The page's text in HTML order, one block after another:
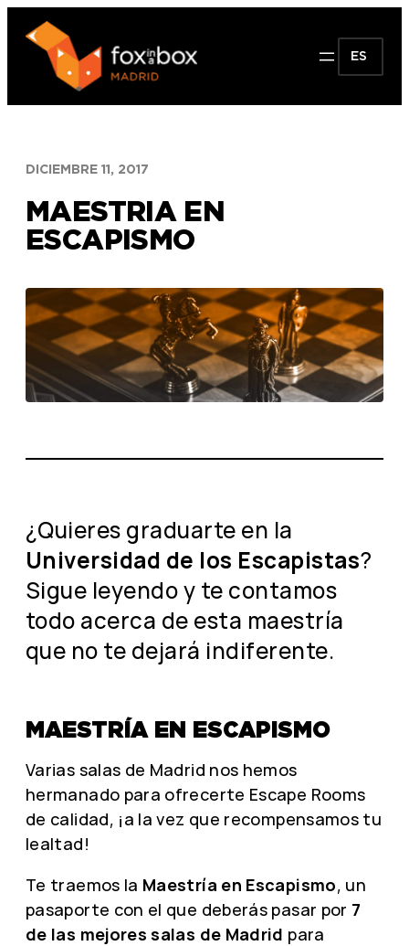
Saltar
contenido
ES
DICIEMBRE 11, 2017
MAESTRIA EN
ESCAPISMO
¿Quieres graduarte en la
Universidad de los Escapistas?
Sigue leyendo y te contamos
todo acerca de esta maestría
que no te dejará indiferente.
MAESTRÍA EN ESCAPISMO
Varias salas de Madrid nos hemos
hermanado para ofrecerte Escape Rooms
de calidad, ¡a la vez que recompensamos tu
lealtad!
Te traemos la Maestría en Escapismo, un
pasaporte con el que deberás pasar por 7
de las mejores salas de Madrid para